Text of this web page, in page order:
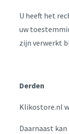
U heeft het
uw
zijn verwerkt
Derden
Klikostore.nl
Daarnaast